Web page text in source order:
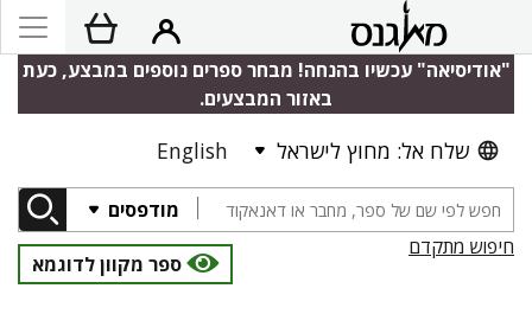
"אודיסיאה" עכשיו בהנחה! מבחר ספרים נוספים במבצע, כעת
באזור המבצעים.
שלח אל: מחוץ לישראל English
מודפסים
חיפוש מתקדם
ספר מקוון לדוגמא